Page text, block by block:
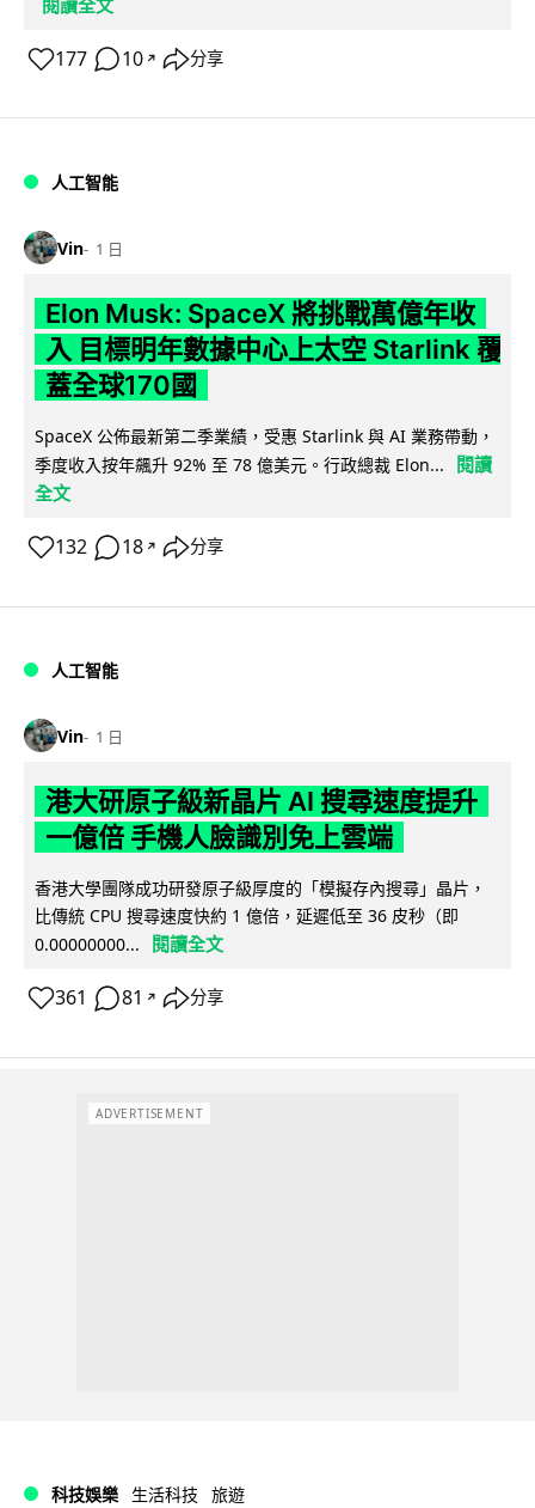
閱讀全文
177 10 ↗ 分享
人工智能
Vin 1 日
Elon Musk: SpaceX 將挑戰萬億年收
入 目標明年數據中心上太空 Starlink 覆
蓋全球170國
SpaceX 公佈最新第二季業績，受惠 Starlink 與 AI 業務帶動，
季度收入按年飆升 92% 至 78 億美元。行政總裁 Elon...
閱讀
全文
132 18 ↗ 分享
人工智能
Vin 1 日
港大研原子級新晶片 AI 搜尋速度提升
一億倍 手機人臉識別免上雲端
香港大學團隊成功研發原子級厚度的「模擬存內搜尋」晶片，
比傳統 CPU 搜尋速度快約 1 億倍，延遲低至 36 皮秒（即
0.00000000...
閱讀全文
361 81 ↗ 分享
ADVERTISEMENT
科技娛樂 生活科技 旅遊